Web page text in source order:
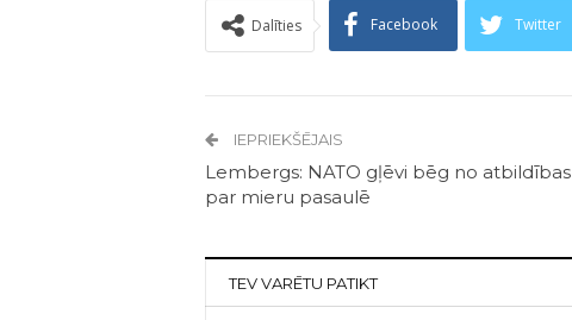
Dalīties Facebook Twitter
IEPRIEKŠĒJAIS
Lembergs: NATO gļēvi bēg no atbildības
par mieru pasaulē
TEV VARĒTU PATIKT